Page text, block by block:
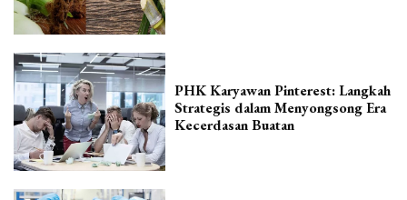
PHK Karyawan Pinterest: Langkah
Strategis dalam Menyongsong Era
Kecerdasan Buatan